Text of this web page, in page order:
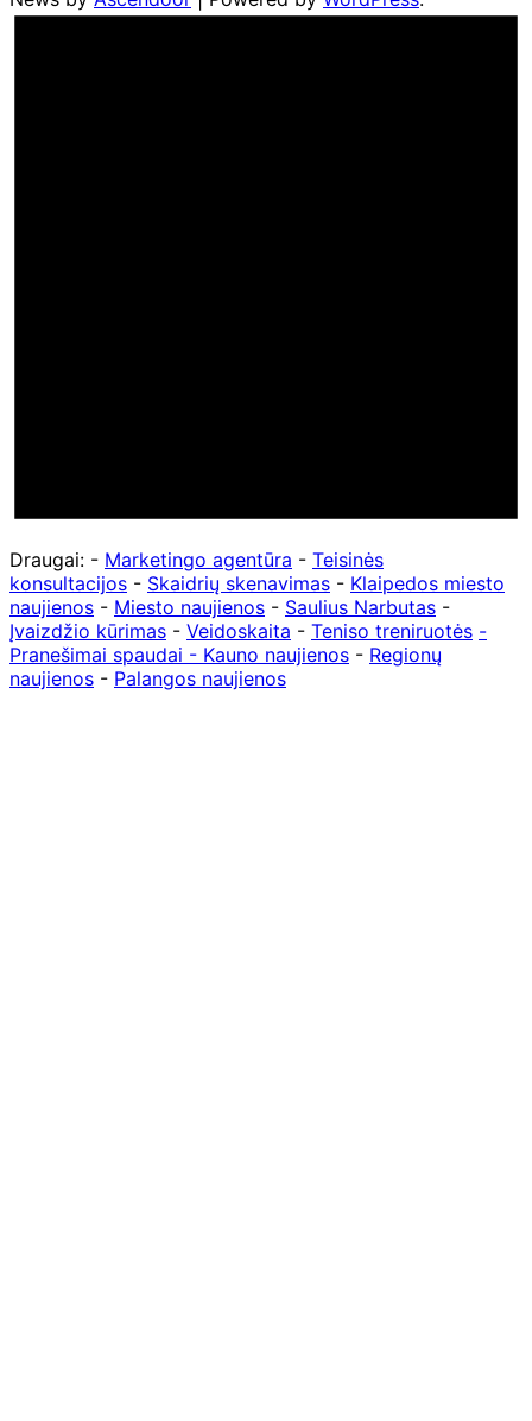
Draugai: - Marketingo agentūra - Teisinės
konsultacijos - Skaidrių skenavimas - Klaipedos miesto
naujienos - Miesto naujienos - Saulius Narbutas -
Įvaizdžio kūrimas - Veidoskaita - Teniso treniruotės -
Pranešimai spaudai - Kauno naujienos - Regionų
naujienos - Palangos naujienos